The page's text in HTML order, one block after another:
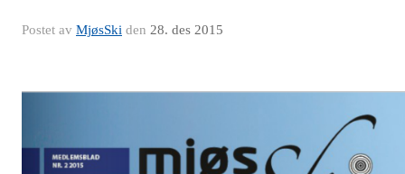
Postet av MjøsSki den 28. des 2015